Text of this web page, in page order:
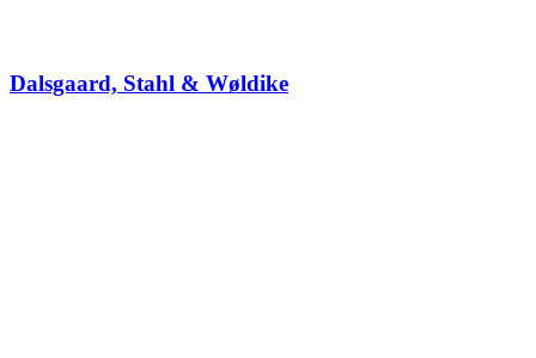
Dalsgaard, Stahl & Wøldike